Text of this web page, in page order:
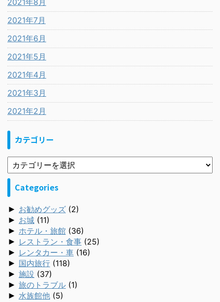
2021年8月
2021年7月
2021年6月
2021年5月
2021年4月
2021年3月
2021年2月
カテゴリー
Categories
► お勧めグッズ (2)
► お城 (11)
► ホテル・旅館 (36)
► レストラン・食事 (25)
► レンタカー・車 (16)
► 国内旅行 (118)
► 施設 (37)
► 旅のトラブル (1)
► 水族館他 (5)